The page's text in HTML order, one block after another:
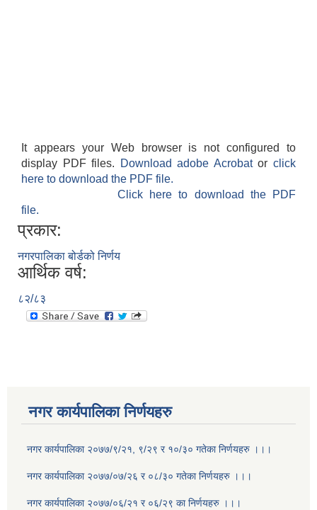
It appears your Web browser is not configured to
display PDF files.
Download adobe Acrobatorclick
here to download the PDF file.
Click here to download the PDF
file.
प्रकार:
नगरपालिका बोर्डको निर्णय
आर्थिक वर्ष:
८२/८३
नगर कार्यपालिका निर्णयहरु
नगर कार्यपालिका २०७७/९/२१, ९/२९ र १०/३० गतेका निर्णयहरु ।।।
नगर कार्यपालिका २०७७/०७/२६ र ०८/३० गतेका निर्णयहरु ।।।
नगर कार्यपालिका २०७७/०६/२१ र ०६/२९ का निर्णयहरु ।।।